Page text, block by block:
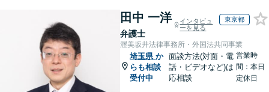
田中 一洋
弁護士
インタビュ
ーを見る
東京都
渥美坂井法律事務所・外国法共同事業
埼玉県 か
らも相談
受付中
面談方法(対面・電
話・ビデオなど)は
応相談
営業時
間：本日
定休日